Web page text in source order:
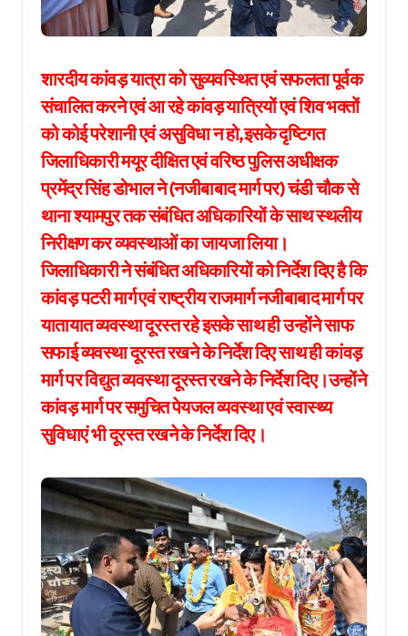
शारदीय कांवड़ यात्रा को सुव्यवस्थित एवं सफलता पूर्वक
संचालित करने एवं आ रहे कांवड़ यात्रियों एवं शिव भक्तों
को कोई परेशानी एवं असुविधा न हो,इसके दृष्टिगत
जिलाधिकारी मयूर दीक्षित एवं वरिष्ठ पुलिस अधीक्षक
प्रमेंद्र सिंह डोभाल ने (नजीबाबाद मार्ग पर) चंडी चौक से
थाना श्यामपुर तक संबंधित अधिकारियों के साथ स्थलीय
निरीक्षण कर व्यवस्थाओं का जायजा लिया।
जिलाधिकारी ने संबंधित अधिकारियों को निर्देश दिए है कि
कांवड़ पटरी मार्ग एवं राष्ट्रीय राजमार्ग नजीबाबाद मार्ग पर
यातायात व्यवस्था दूरस्त रहे इसके साथ ही उन्होंने साफ
सफाई व्यवस्था दूरस्त रखने के निर्देश दिए साथ ही कांवड़
मार्ग पर विद्युत व्यवस्था दूरस्त रखने के निर्देश दिए।उन्होंने
कांवड़ मार्ग पर समुचित पेयजल व्यवस्था एवं स्वास्थ्य
सुविधाएं भी दूरस्त रखने के निर्देश दिए।